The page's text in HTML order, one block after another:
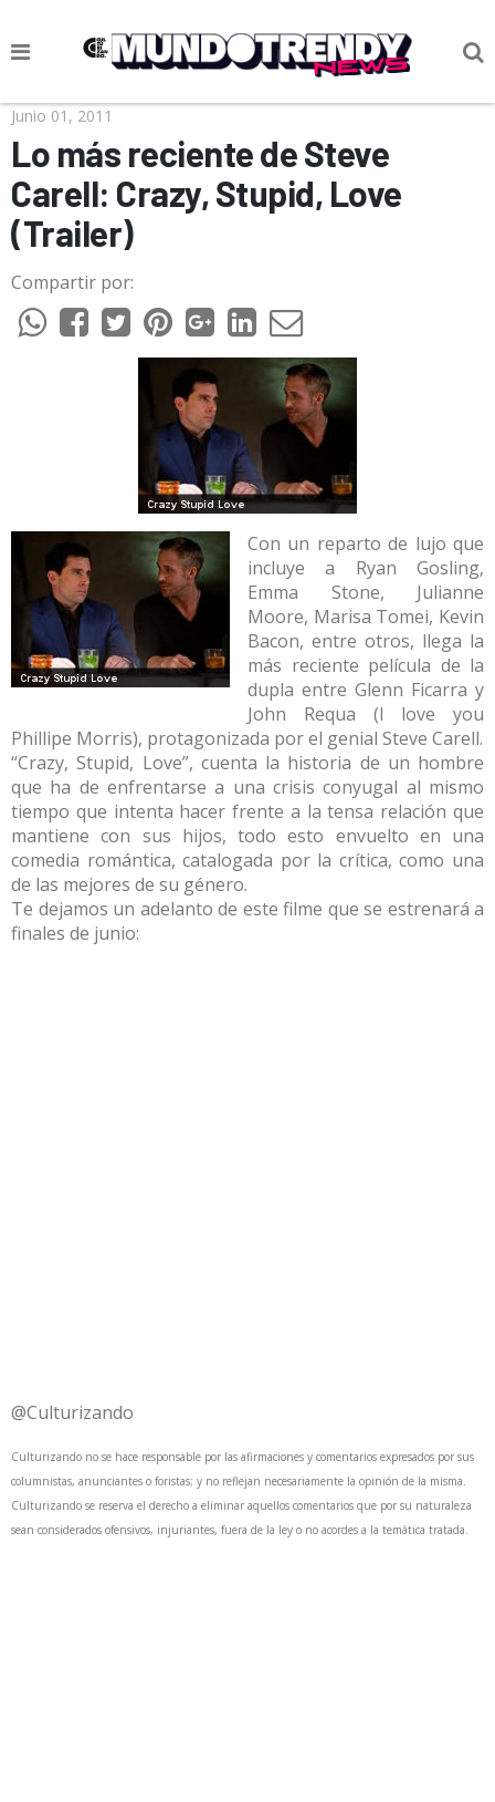
NOTICIAS
CULTURA POP
CIENCIA Y TECNOLOGÍA
VIDA
SOCIEDAD
CULTURIZANDO.COM
Junio 01, 2011
Lo más reciente de Steve
Carell: Crazy, Stupid, Love
(Trailer)
Compartir por:
Con un reparto de lujo que
incluye a Ryan Gosling,
Emma Stone, Julianne
Moore, Marisa Tomei, Kevin
Bacon, entre otros, llega la
más reciente película de la
dupla entre Glenn Ficarra y
John Requa (I love you
Phillipe Morris), protagonizada por el genial Steve Carell.
“Crazy, Stupid, Love”, cuenta la historia de un hombre
que ha de enfrentarse a una crisis conyugal al mismo
tiempo que intenta hacer frente a la tensa relación que
mantiene con sus hijos, todo esto envuelto en una
comedia romántica, catalogada por la crítica, como una
de las mejores de su género.
Te dejamos un adelanto de este filme que se estrenará a
finales de junio:
@Culturizando
Culturizando no se hace responsable por las afirmaciones y comentarios expresados por sus
columnistas, anunciantes o foristas; y no reflejan necesariamente la opinión de la misma.
Culturizando se reserva el derecho a eliminar aquellos comentarios que por su naturaleza
sean considerados ofensivos, injuriantes, fuera de la ley o no acordes a la temática tratada.